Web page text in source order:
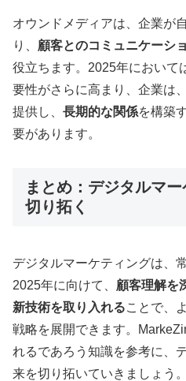
オウンドメディアは、企業が
り、 顧客とのコミュニケーシ
役立ちます。2025年において
要性がさらに高まり、企業は、
提供し、 長期的な関係を構築
要があります。
まとめ：デジタルマ
切り拓く
デジタルマーケティングは、
2025年に向けて、 顧客理解を
新技術を取り入れることで、
戦略を展開できます。
れるであろう知識を参考に、
来を切り拓いていきましょう。